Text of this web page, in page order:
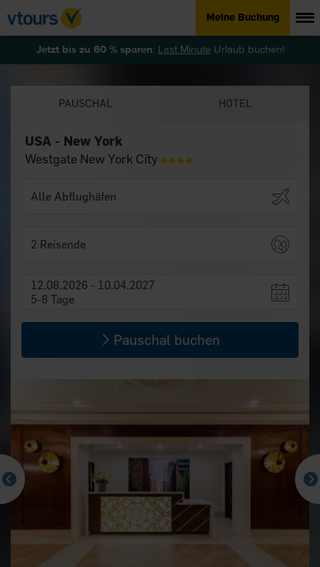
Meine Buchung
Jetzt bis zu 60 % sparen: Last MinuteUrlaub buchen!
PAUSCHAL HOTEL
USA - New York
Westgate New York City
2 Reisende
12.08.2026 - 10.04.2027
5-8 Tage
Pauschal buchen